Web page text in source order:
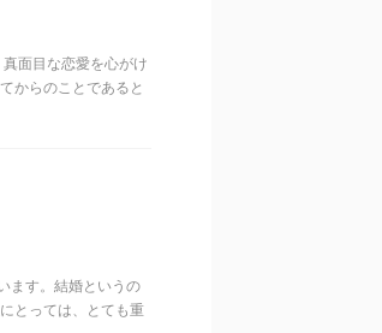
面目な恋愛を心がけ
からのことであると
ます。結婚というの
とっては、とても重